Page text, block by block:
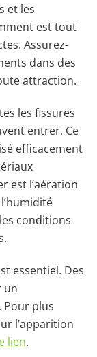
et les
est tout
Assurez-
dans des
attraction.
les fissures
entrer. Ce
efficacement
est l’aération
conditions
essentiel. Des
un
Pour plus
l’apparition
lien.